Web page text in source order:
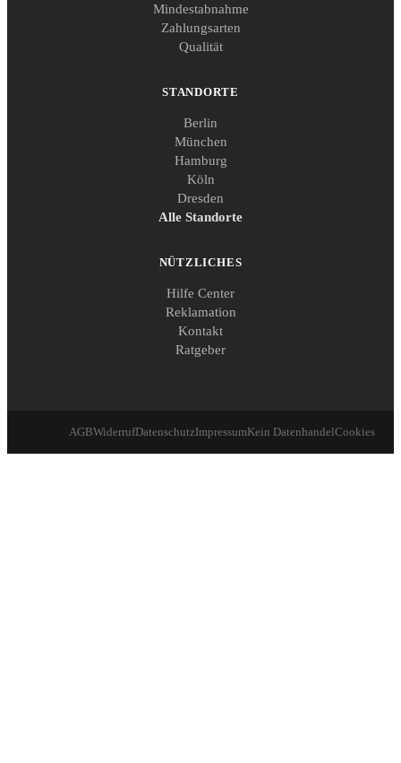
Mindestabnahme
Zahlungsarten
Qualität
STANDORTE
Berlin
München
Hamburg
Köln
Dresden
Alle Standorte
NÜTZLICHES
Hilfe Center
Reklamation
Kontakt
Ratgeber
AGBWiderrufDatenschutzImpressumKein DatenhandelCookies